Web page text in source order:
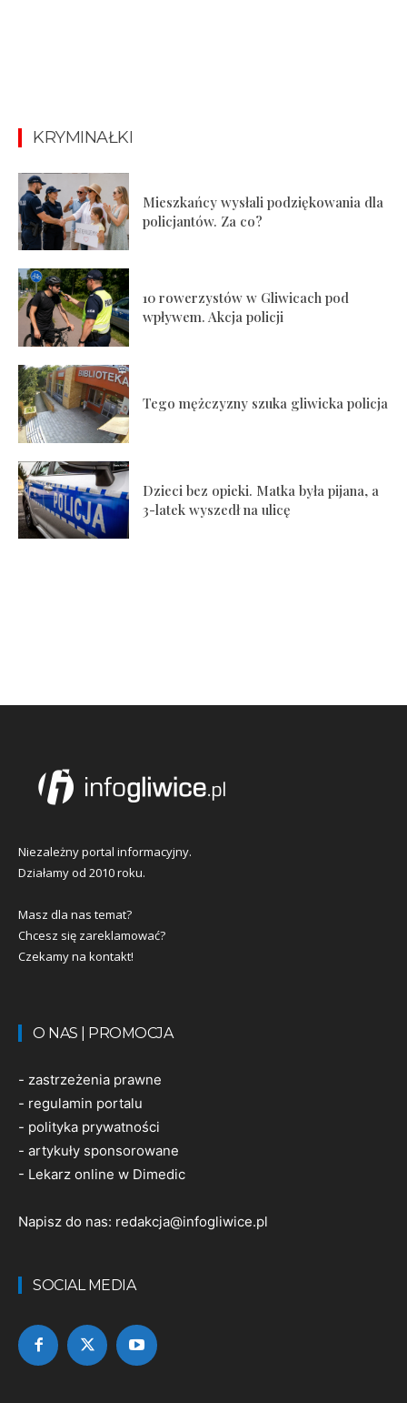
KRYMINAŁKI
Mieszkańcy wysłali podziękowania dla
policjantów. Za co?
10 rowerzystów w Gliwicach pod
wpływem. Akcja policji
Tego mężczyzny szuka gliwicka policja
Dzieci bez opieki. Matka była pijana, a
3-latek wyszedł na ulicę
Niezależny portal informacyjny.
Działamy od 2010 roku.
Masz dla nas temat?
Chcesz się zareklamować?
Czekamy na kontakt!
O NAS | PROMOCJA
- zastrzeżenia prawne
- regulamin portalu
- polityka prywatności
- artykuły sponsorowane
- Lekarz online w Dimedic
Napisz do nas: redakcja@infogliwice.pl
SOCIAL MEDIA